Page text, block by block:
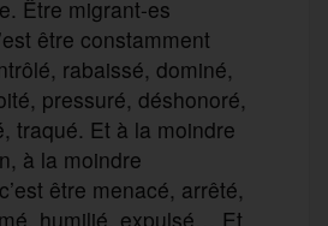
Être migrant-es
être constamment
rabaissé, dominé,
pressuré, déshonoré,
traqué. Et à la moindre
à la moindre
être menacé, arrêté,
humilié, expulsé… Et